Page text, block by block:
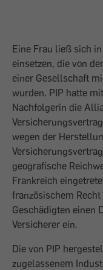
Eine Frau ließ sich
einsetzen, die von
einer Gesellschaft
wurden. PIP hatte
Nachfolgerin die
wegen der
geografische
Frankreich
französischem
Geschädigten einen
Versicherer ein.
Die von PIP
zugelassenem